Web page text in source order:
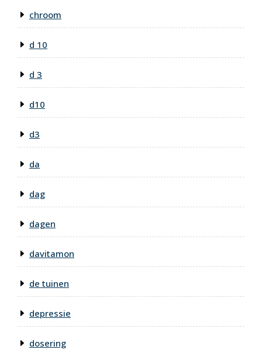
chroom
d 10
d 3
d10
d3
da
dag
dagen
davitamon
de tuinen
depressie
dosering